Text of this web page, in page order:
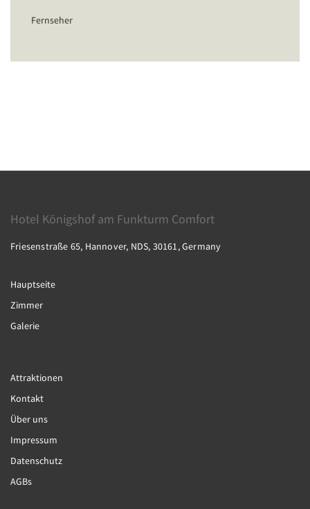
Fernseher
Hotel Königshof am Funkturm Comfort
Friesenstraße 65, Hannover, NDS, 30161, Germany
Hauptseite
Zimmer
Galerie
Attraktionen
Kontakt
Über uns
Impressum
Datenschutz
AGBs